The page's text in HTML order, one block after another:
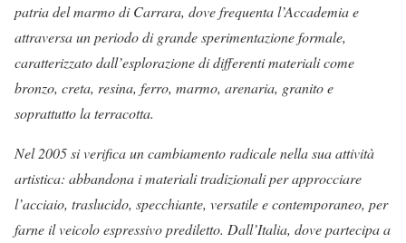
patria del marmo di Carrara, dove frequenta l’Accademia e
attraversa un periodo di grande sperimentazione formale,
caratterizzato dall’esplorazione di differenti materiali come
bronzo, creta, resina, ferro, marmo, arenaria, granito e
soprattutto la terracotta.
Nel 2005 si verifica un cambiamento radicale nella sua attività
artistica: abbandona i materiali tradizionali per approcciare
l’acciaio, traslucido, specchiante, versatile e contemporaneo, per
farne il veicolo espressivo prediletto. Dall’Italia, dove partecipa a